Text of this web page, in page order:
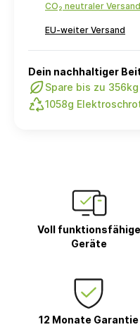
CO₂ neutraler
EU-weiter Versand
Dein nachhaltiger
Spare bis zu 356kg
1058g
Voll funktionsfähige
Geräte
12 Monate Garantie